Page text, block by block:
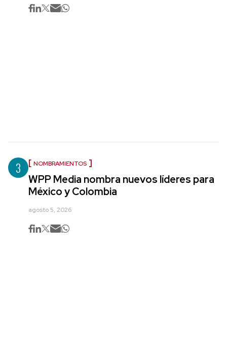
3 NOMBRAMIENTOS
WPP Media nombra nuevos líderes para
México y Colombia
agosto 5, 2026